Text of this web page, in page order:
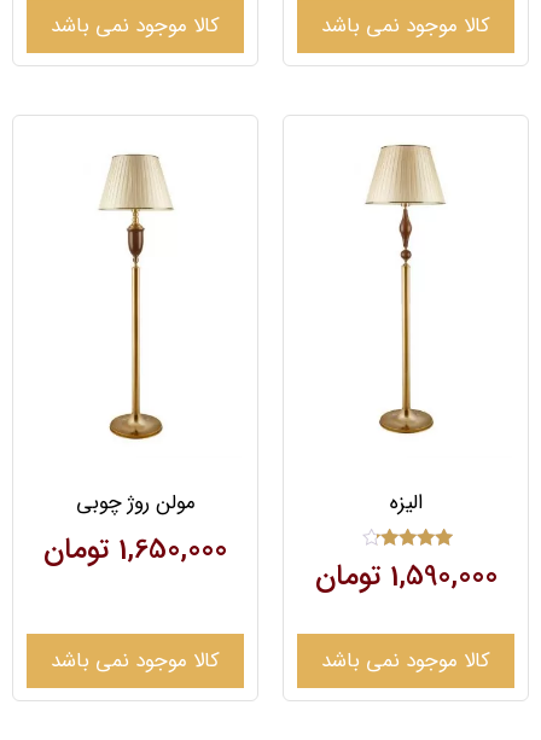
کالا موجود نمی باشد کالا موجود نمی باشد
الیزه
امتیاز
4.00
1,590,000 تومان
کالا موجود نمی باشد
مولن روژ چوبی
1,650,000 تومان
کالا موجود نمی باشد